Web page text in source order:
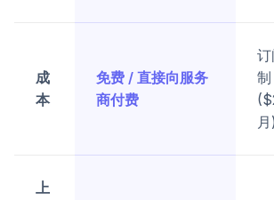
成
本
免费 / 直接向服务
商付费
订
制
月)
上